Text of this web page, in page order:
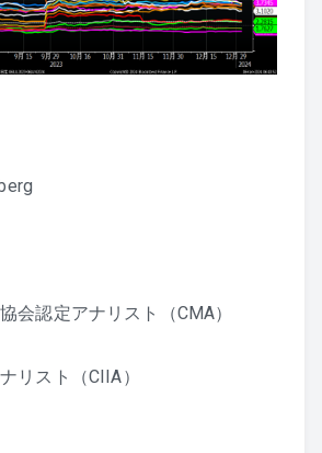
会認定アナリスト（CMA）
リスト（CIIA）